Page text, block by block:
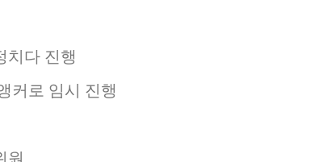
치다 진행
커로 임시 진행
원